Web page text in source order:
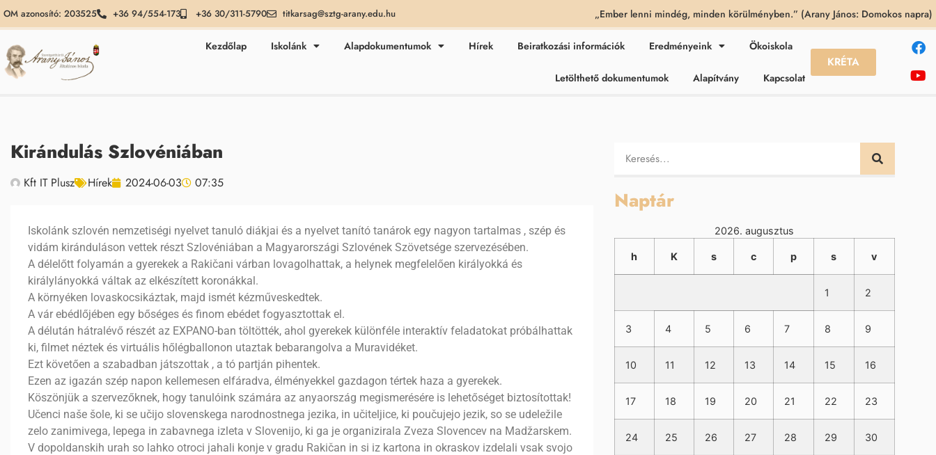
OM azonosító: 203525 +36 94/554-173 +36 30/311-5790 titkarsag@sztg-arany.edu.hu „Ember lenni mindég, minden körülményben.” (Arany János: Domokos napra)
Kezdőlap Iskolánk Alapdokumentumok Hírek Beiratkozási információk Eredményeink Ökoiskola
Letölthető dokumentumok Alapítvány Kapcsolat
KRÉTA
Kirándulás Szlovéniában
Kft IT Plusz Hírek 2024-06-03 07:35
Iskolánk szlovén nemzetiségi nyelvet tanuló diákjai és a nyelvet tanító tanárok egy nagyon tartalmas , szép és
vidám kiránduláson vettek részt Szlovéniában a Magyarországi Szlovének Szövetsége szervezésében.
A délelőtt folyamán a gyerekek a Rakičani várban lovagolhattak, a helynek megfelelően királyokká és
királylányokká váltak az elkészített koronákkal.
A környéken lovaskocsikáztak, majd ismét kézműveskedtek.
A vár ebédlőjében egy bőséges és finom ebédet fogyasztottak el.
A délután hátralévő részét az EXPANO-ban töltötték, ahol gyerekek különféle interaktív feladatokat próbálhattak
ki, filmet néztek és virtuális hőlégballonon utaztak bebarangolva a Muravidéket.
Ezt követően a szabadban játszottak , a tó partján pihentek.
Ezen az igazán szép napon kellemesen elfáradva, élményekkel gazdagon tértek haza a gyerekek.
Köszönjük a szervezőknek, hogy tanulóink számára az anyaország megismerésére is lehetőséget biztosítottak!
Učenci naše šole, ki se učijo slovenskega narodnostnega jezika, in učiteljice, ki poučujejo jezik, so se udeležile
zelo zanimivega, lepega in zabavnega izleta v Slovenijo, ki ga je organizirala Zveza Slovencev na Madžarskem.
V dopoldanskih urah so lahko otroci jahali konje v gradu Rakičan in si iz kartona in okraskov izdelali vsak svojo
Naptár
2026. augusztus
h K s c p s v
1 2
3 4 5 6 7 8 9
10 11 12 13 14 15 16
17 18 19 20 21 22 23
24 25 26 27 28 29 30